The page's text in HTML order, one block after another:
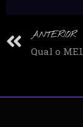
ANTERIOR